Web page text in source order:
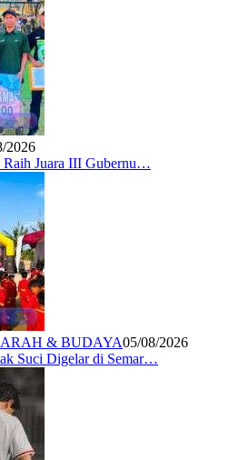
2026
Raih Juara III Gubernu…
& BUDAYA05/08/2026
Suci Digelar di Semar…